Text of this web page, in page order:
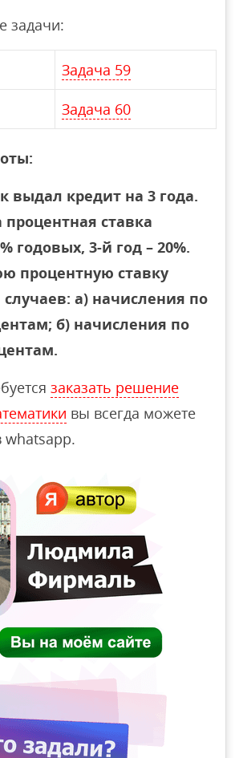
задачи:
Задача 59
Задача 60
выдал кредит на 3 года.
ставка
годовых, 3-й год – 20%.
процентную ставку
а) начисления по
б) начисления по
заказать решение
вы всегда можете
whatsapp.